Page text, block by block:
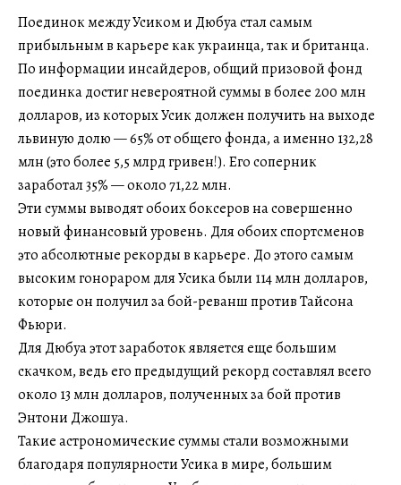
Поединок между Усиком и Дюбуа стал самым
прибыльным в карьере как украинца, так и британца.
По информации инсайдеров, общий призовой фонд
поединка достиг невероятной суммы в более 200 млн
долларов, из которых Усик должен получить на выходе
львиную долю — 65% от общего фонда, а именно 132,28
млн (это более 5,5 млрд гривен!). Его соперник
заработал 35% — около 71,22 млн.
Эти суммы выводят обоих боксеров на совершенно
новый финансовый уровень. Для обоих спортсменов
это абсолютные рекорды в карьере. До этого самым
высоким гонораром для Усика были 114 млн долларов,
которые он получил за бой-реванш против Тайсона
Фьюри.
Для Дюбуа этот заработок является еще большим
скачком, ведь его предыдущий рекорд составлял всего
около 13 млн долларов, полученных за бой против
Энтони Джошуа.
Такие астрономические суммы стали возможными
благодаря популярности Усика в мире, большим